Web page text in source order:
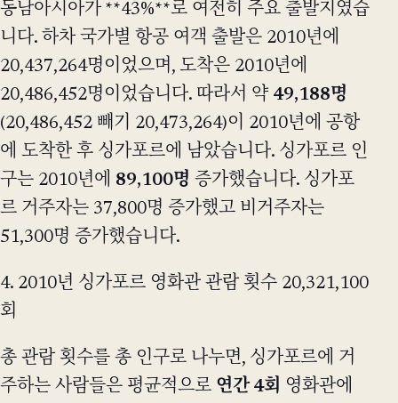
동남아시아가 **43%**로 여전히 주요 출발지였습
니다. 하차 국가별 항공 여객 출발은 2010년에
20,437,264명이었으며, 도착은 2010년에
20,486,452명이었습니다. 따라서 약 49,188명
(20,486,452 빼기 20,473,264)이 2010년에 공항
에 도착한 후 싱가포르에 남았습니다. 싱가포르 인
구는 2010년에 89,100명 증가했습니다. 싱가포
르 거주자는 37,800명 증가했고 비거주자는
51,300명 증가했습니다.
4. 2010년 싱가포르 영화관 관람 횟수 20,321,100
회
총 관람 횟수를 총 인구로 나누면, 싱가포르에 거
주하는 사람들은 평균적으로 연간 4회 영화관에